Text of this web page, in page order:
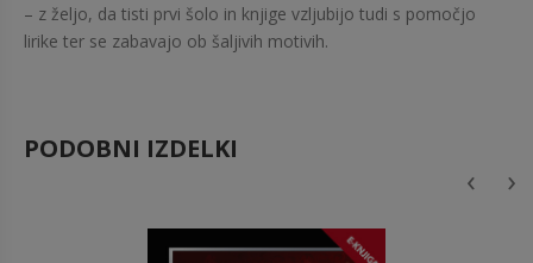
– z željo, da tisti prvi šolo in knjige vzljubijo tudi s pomočjo
lirike ter se zabavajo ob šaljivih motivih.
PODOBNI IZDELKI
‹ ›